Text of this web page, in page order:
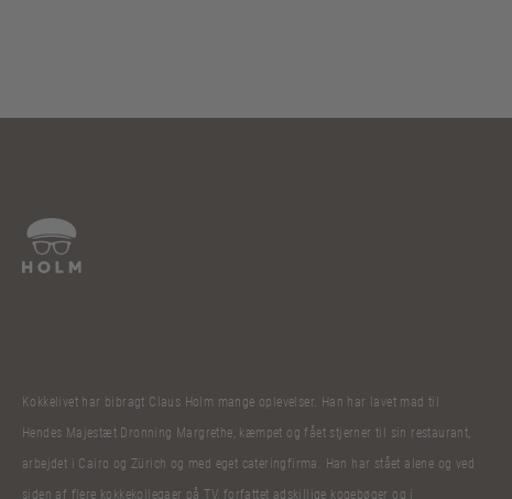
Kokkelivet har bibragt Claus Holm mange oplevelser. Han har lavet mad til
Hendes Majestæt Dronning Margrethe, kæmpet og fået stjerner til sin restaurant,
arbejdet i Cairo og Zürich og med eget cateringfirma. Han har stået alene og ved
siden af flere kokkekollegaer på TV, forfattet adskillige kogebøger og i